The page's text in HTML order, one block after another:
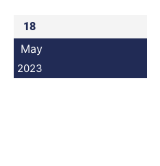
18
May
2023